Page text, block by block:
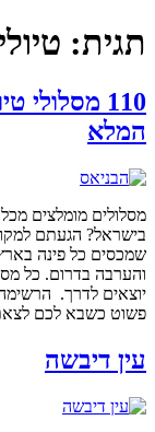
תגית:
110
המלא
מסלולים מומלצים
שמכסים כל פינה בארץ
והערבה בדרום. כל
יוצאים לדרך.
פשוט כשבא לכם
עין דיבשה